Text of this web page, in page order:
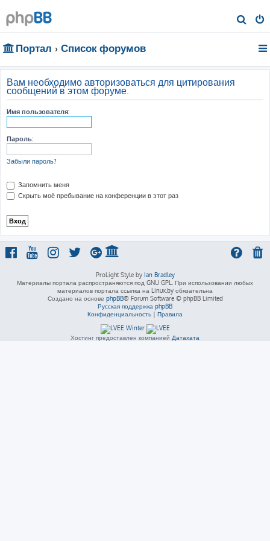
о
Портал Список форумов
Вам необходимо авторизоваться для цитирования
сообщений в этом форуме.
Имя пользователя:
Пароль:
Забыли пароль?
Запомнить меня
Скрыть моё пребывание на конференции в этот раз
ProLight Style by Ian Bradley
Материалы портала распространяются под GNU GPL. При использовании любых
материалов портала ссылка на Linux.by обязательна
Создано на основе phpBB® Forum Software © phpBB Limited
Русская поддержка phpBB
Конфиденциальность | Правила
Хостинг предоставлен компанией Датахата